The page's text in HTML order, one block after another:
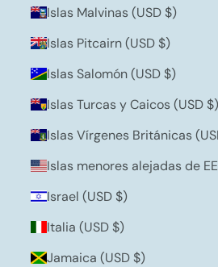
Islas Malvinas (USD $)
Islas Pitcairn (USD $)
Islas Salomón (USD $)
Islas Turcas y Caicos (USD $)
Islas Vírgenes Británicas
Islas menores alejadas de
Israel (USD $)
Italia (USD $)
Jamaica (USD $)